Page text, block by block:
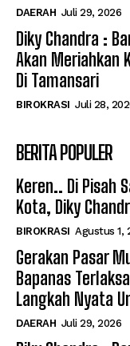
DAERAH Juli 29, 2026
Diky Chandra :
Akan Meriahkan
Di Tamansari
BIROKRASI Juli 28,
BERITA POPULER
Keren.. Di Pisah
Kota, Diky
BIROKRASI Agustus 1,
Gerakan Pasar
Bapanas
Langkah Nyata
DAERAH Juli 29, 2026